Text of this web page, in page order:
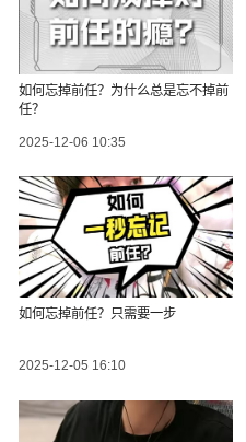
如何忘掉前任？为什么总是忘不掉前
任？
2025-12-06 10:35
如何忘掉前任？只需要一步
2025-12-05 16:10